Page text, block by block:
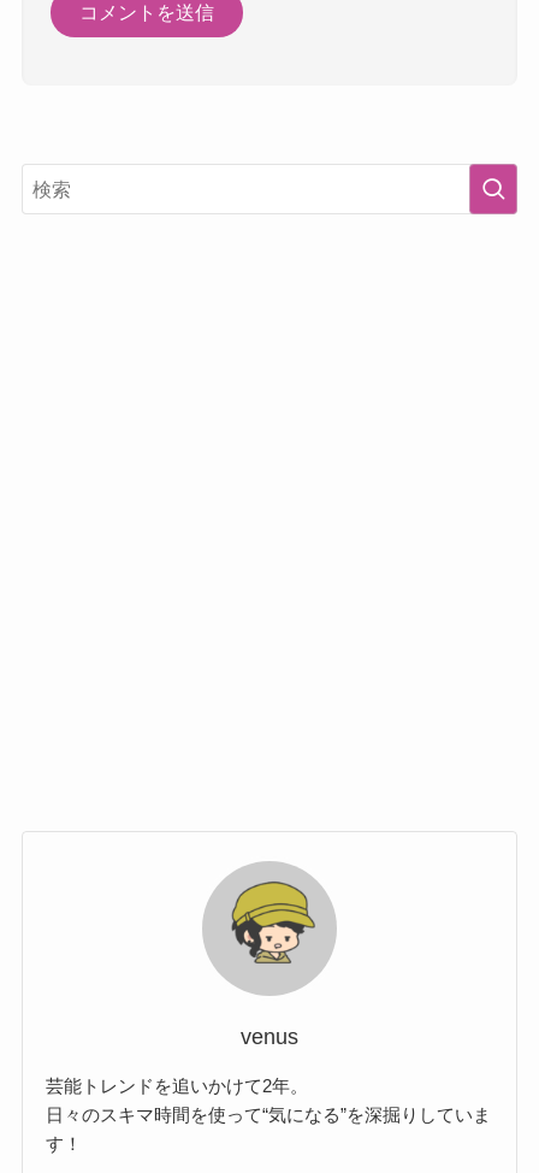
venus
芸能トレンドを追いかけて2年。
日々のスキマ時間を使って“気になる”を深掘りしていま
す！